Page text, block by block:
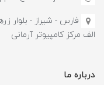
الف مرکز کامپیوتر آرمانی
درباره ما